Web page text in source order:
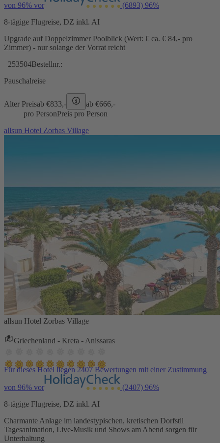
von 96% vor (6893) 96%
8-tägige Flugreise, DZ inkl. AI
Upgrade auf Doppelzimmer Poolblick (Wert: € ca. € 84,- pro
Zimmer) - nur solange der Vorrat reicht
253504Bestellnr.:
Pauschalreise
Alter Preisab €833,- ab €666,-
pro PersonPreis pro Person
allsun Hotel Zorbas Village
allsun Hotel Zorbas Village
Griechenland - Kreta - Anissaras
Für dieses Hotel liegen 2407 Bewertungen mit einer Zustimmung
von 96% vor (2407) 96%
8-tägige Flugreise, DZ inkl. AI
Charmante Anlage im landestypischen, kretischen Dorfstil
Tagesanimation, Live-Musik und Shows am Abend sorgen für
Unterhaltung